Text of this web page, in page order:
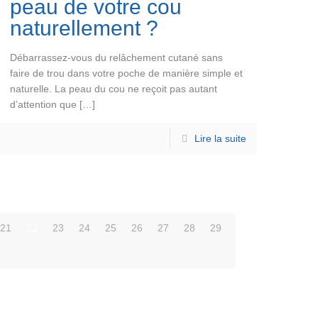
peau de votre cou
naturellement ?
Débarrassez-vous du relâchement cutané sans
faire de trou dans votre poche de manière simple et
naturelle. La peau du cou ne reçoit pas autant
d’attention que […]
Lire la suite
21 23 24 25 26 27 28 29